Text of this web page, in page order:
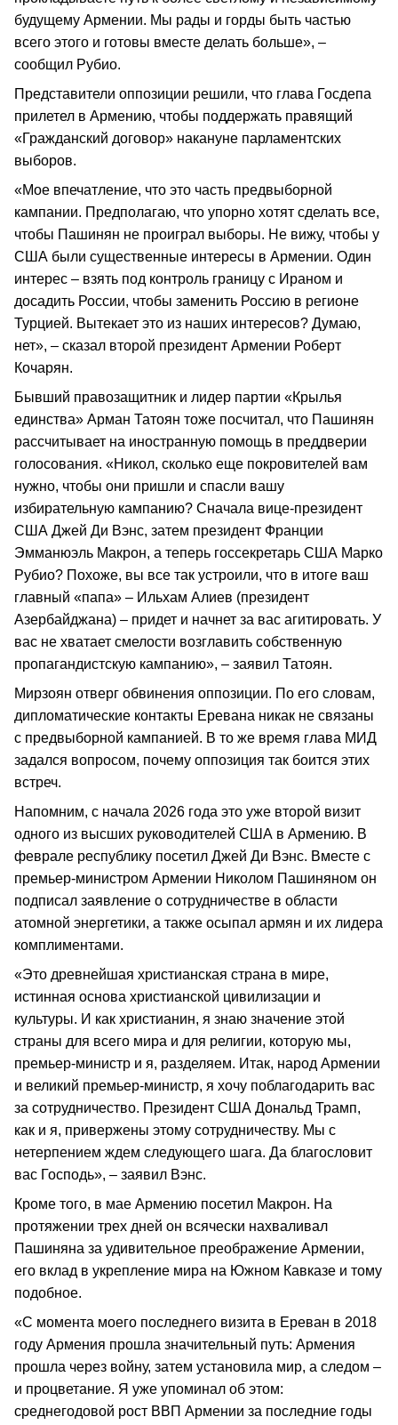
будущему Армении. Мы рады и горды быть частью
всего этого и готовы вместе делать больше», –
сообщил Рубио.
Представители оппозиции решили, что глава Госдепа
прилетел в Армению, чтобы поддержать правящий
«Гражданский договор» накануне парламентских
выборов.
«Мое впечатление, что это часть предвыборной
кампании. Предполагаю, что упорно хотят сделать все,
чтобы Пашинян не проиграл выборы. Не вижу, чтобы у
США были существенные интересы в Армении. Один
интерес – взять под контроль границу с Ираном и
досадить России, чтобы заменить Россию в регионе
Турцией. Вытекает это из наших интересов? Думаю,
нет», – сказал второй президент Армении Роберт
Кочарян.
Бывший правозащитник и лидер партии «Крылья
единства» Арман Татоян тоже посчитал, что Пашинян
рассчитывает на иностранную помощь в преддверии
голосования. «Никол, сколько еще покровителей вам
нужно, чтобы они пришли и спасли вашу
избирательную кампанию? Сначала вице-президент
США Джей Ди Вэнс, затем президент Франции
Эмманюэль Макрон, а теперь госсекретарь США Марко
Рубио? Похоже, вы все так устроили, что в итоге ваш
главный «папа» – Ильхам Алиев (президент
Азербайджана) – придет и начнет за вас агитировать. У
вас не хватает смелости возглавить собственную
пропагандистскую кампанию», – заявил Татоян.
Мирзоян отверг обвинения оппозиции. По его словам,
дипломатические контакты Еревана никак не связаны
с предвыборной кампанией. В то же время глава МИД
задался вопросом, почему оппозиция так боится этих
встреч.
Напомним, с начала 2026 года это уже второй визит
одного из высших руководителей США в Армению. В
феврале республику посетил Джей Ди Вэнс. Вместе с
премьер-министром Армении Николом Пашиняном он
подписал заявление о сотрудничестве в области
атомной энергетики, а также осыпал армян и их лидера
комплиментами.
«Это древнейшая христианская страна в мире,
истинная основа христианской цивилизации и
культуры. И как христианин, я знаю значение этой
страны для всего мира и для религии, которую мы,
премьер-министр и я, разделяем. Итак, народ Армении
и великий премьер-министр, я хочу поблагодарить вас
за сотрудничество. Президент США Дональд Трамп,
как и я, привержены этому сотрудничеству. Мы с
нетерпением ждем следующего шага. Да благословит
вас Господь», – заявил Вэнс.
Кроме того, в мае Армению посетил Макрон. На
протяжении трех дней он всячески нахваливал
Пашиняна за удивительное преображение Армении,
его вклад в укрепление мира на Южном Кавказе и тому
подобное.
«С момента моего последнего визита в Ереван в 2018
году Армения прошла значительный путь: Армения
прошла через войну, затем установила мир, а следом –
и процветание. Я уже упоминал об этом:
среднегодовой рост ВВП Армении за последние годы